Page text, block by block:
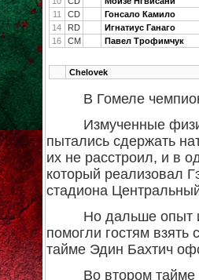
11
CD Гонсало Камило
14
RD Игнатиус Ганаго
16
CM Павел Трофимчук
Chelovek
В Гомеле
Измученные
пытались сдержать
их не расстроил, и в
который реализовал
стадиона
Но дальше опыт
помогли гостям
тайме Эдин Бахтич
Во втором тайме